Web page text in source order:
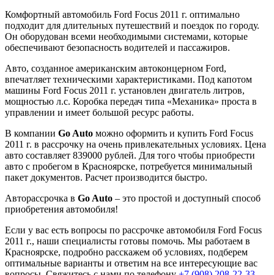
Комфортный автомобиль Ford Focus 2011 г. оптимально
подходит для длительных путешествий и поездок по городу.
Он оборудован всеми необходимыми системами, которые
обеспечивают безопасность водителей и пассажиров.
Авто, созданное американским автоконцерном Ford,
впечатляет техническими характеристиками. Под капотом
машины Ford Focus 2011 г. установлен двигатель литров,
мощностью л.с. Коробка передач типа «Механика» проста в
управлении и имеет большой ресурс работы.
В компании Go Auto можно оформить и купить Ford Focus
2011 г. в рассрочку на очень привлекательных условиях. Цена
авто составляет 839000 рублей. Для того чтобы приобрести
авто с пробегом в Красноярске, потребуется минимальный
пакет документов. Расчет производится быстро.
Авторассрочка в Go Auto – это простой и доступный способ
приобретения автомобиля!
Если у вас есть вопросы по рассрочке автомобиля Ford Focus
2011 г., наши специалисты готовы помочь. Мы работаем в
Красноярске, подробно расскажем об условиях, подберем
оптимальные варианты и ответим на все интересующие вас